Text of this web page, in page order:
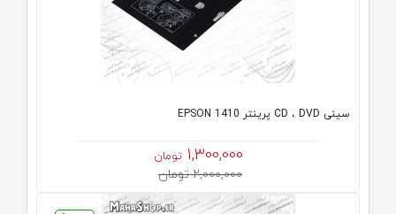
سینی CD ، DVD پرینتر EPSON 1410
1,300,000 تومان
2,000,000 تومان